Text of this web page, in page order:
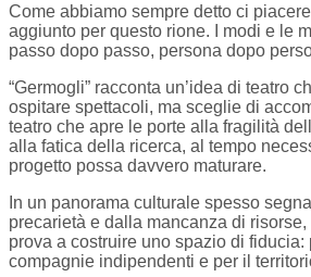
Come abbiamo sempre detto ci
aggiunto per questo rione. I modi e le
passo dopo passo, persona dopo
“Germogli” racconta un’idea di teatro
ospitare spettacoli, ma sceglie di
teatro che apre le porte alla fragilità
alla fatica della ricerca, al tempo
progetto possa davvero maturare.
In un panorama culturale spesso
precarietà e dalla mancanza di risorse,
prova a costruire uno spazio di fiducia:
compagnie indipendenti e per il